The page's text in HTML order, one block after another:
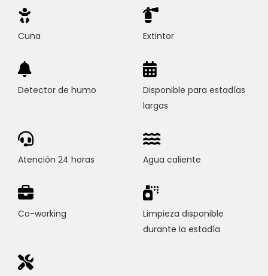
Cuna Extintor
Detector de humo
Disponible para estadías
largas
Atención 24 horas Agua caliente
Co-working
Limpieza disponible
durante la estadía